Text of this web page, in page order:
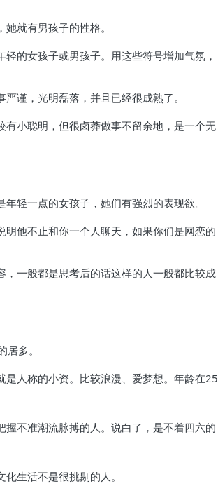
就有男孩子的性格。
的女孩子或男孩子。用这些符号增加气氛，
谨，光明磊落，并且已经很成熟了。
小聪明，但很卤莽做事不留余地，是一个无
轻一点的女孩子，她们有强烈的表现欲。
他不止和你一个人聊天，如果你们是网恋的
一般都是思考后的话这样的人一般都比较成
多。
人称的小资。比较浪漫、爱梦想。年龄在25
不准潮流脉搏的人。说白了，是不着四六的
生活不是很挑剔的人。